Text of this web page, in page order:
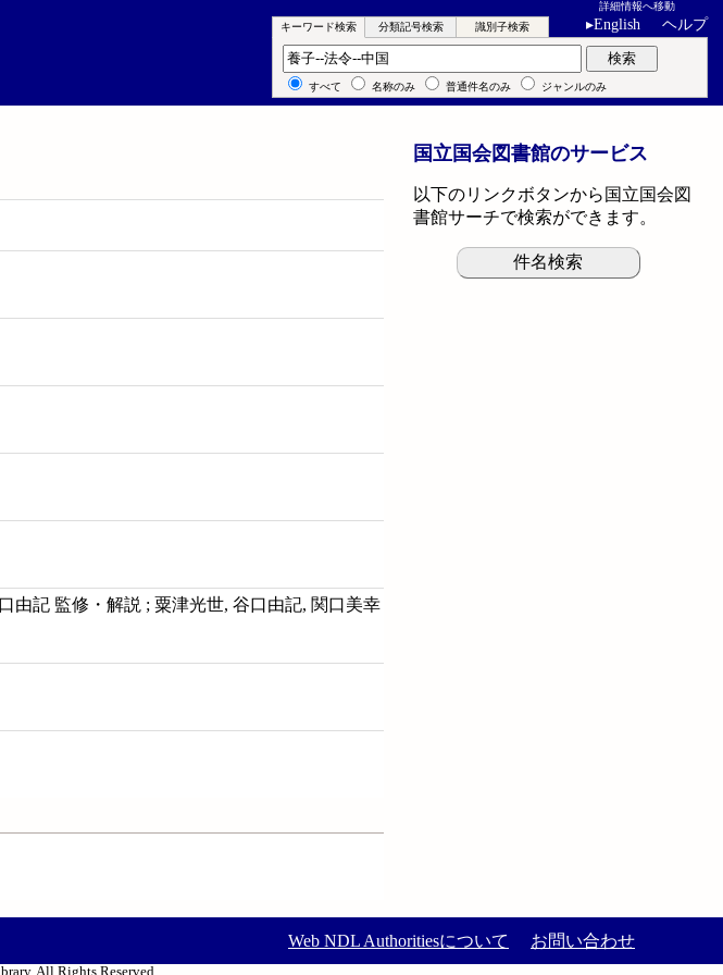
詳細情報へ移動
▸English ヘルプ
キーワード検索 分類記号検索 識別子検索
キーワード検索 検索
すべて 名称のみ 普通件名のみ ジャンルのみ
由記 監修・解説 ; 粟津光世, 谷口由記, 関口美幸
国立国会図書館のサービス
以下のリンクボタンから国立国会図
書館サーチで検索ができます。
件名検索
Web NDL Authoritiesについて お問い合わせ